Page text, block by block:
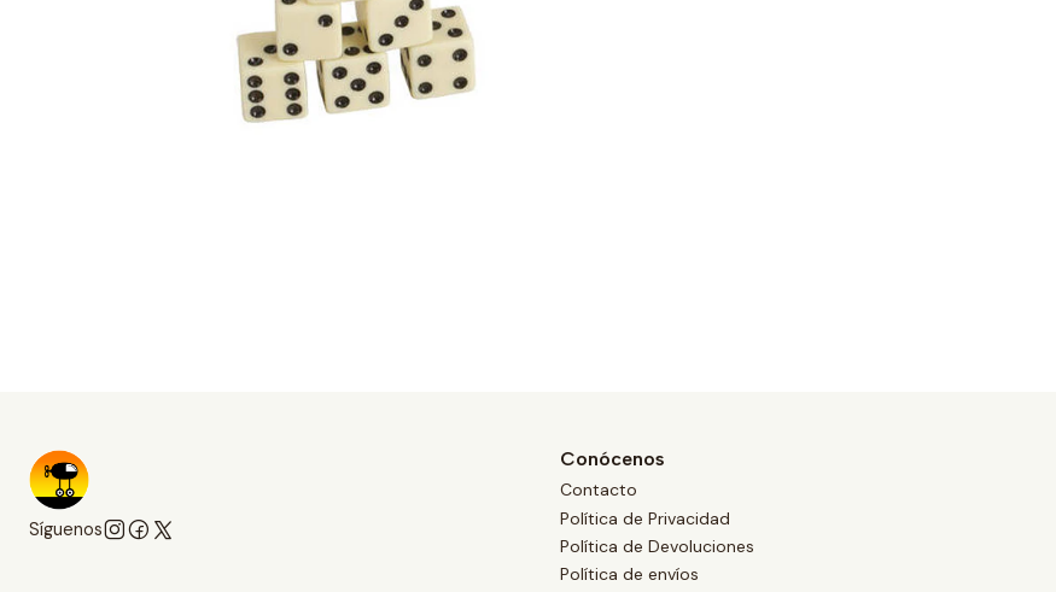
Síguenos
Conócenos
Contacto
Política de Privacidad
Política de Devoluciones
Política de envíos